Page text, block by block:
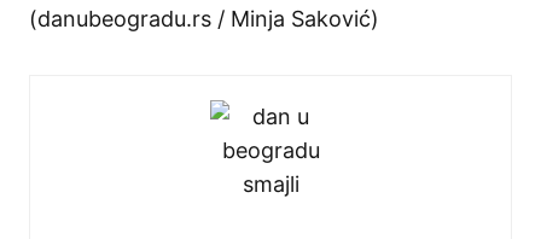
(danubeogradu.rs / Minja Saković)